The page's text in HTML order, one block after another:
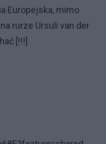
Europejska, mimo
rurze Ursuli van der
[!!!]